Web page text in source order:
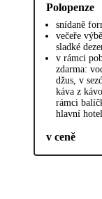
Polopenze
snídaně
večeře
sladké
v rámci
zdarma:
džus, v
káva z
rámci
hlavní
v ceně